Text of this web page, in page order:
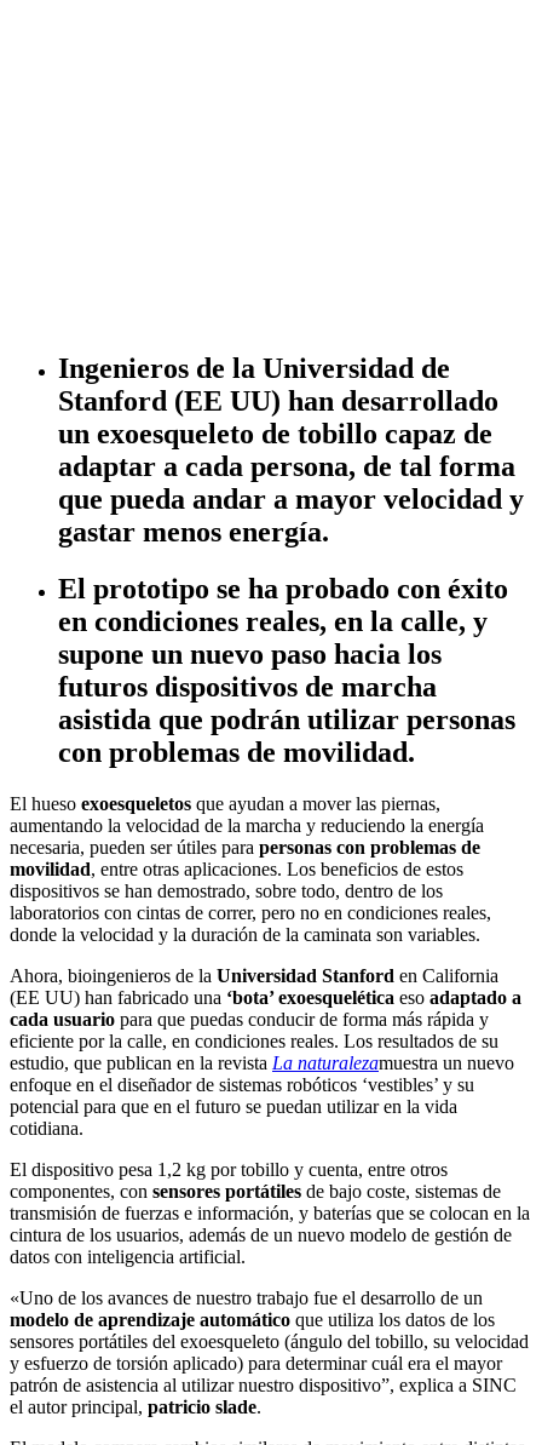
Ingenieros de la Universidad de
Stanford (EE UU) han desarrollado
un exoesqueleto de tobillo capaz de
adaptar a cada persona, de tal forma
que pueda andar a mayor velocidad y
gastar menos energía.
El prototipo se ha probado con éxito
en condiciones reales, en la calle, y
supone un nuevo paso hacia los
futuros dispositivos de marcha
asistida que podrán utilizar personas
con problemas de movilidad.
El hueso exoesqueletos que ayudan a mover las piernas,
aumentando la velocidad de la marcha y reduciendo la energía
necesaria, pueden ser útiles para personas con problemas de
movilidad, entre otras aplicaciones. Los beneficios de estos
dispositivos se han demostrado, sobre todo, dentro de los
laboratorios con cintas de correr, pero no en condiciones reales,
donde la velocidad y la duración de la caminata son variables.
Ahora, bioingenieros de la Universidad Stanford en California
(EE UU) han fabricado una ‘bota’ exoesquelética eso adaptado a
cada usuario para que puedas conducir de forma más rápida y
eficiente por la calle, en condiciones reales. Los resultados de su
estudio, que publican en la revista La naturalezamuestra un nuevo
enfoque en el diseñador de sistemas robóticos ‘vestibles’ y su
potencial para que en el futuro se puedan utilizar en la vida
cotidiana.
El dispositivo pesa 1,2 kg por tobillo y cuenta, entre otros
componentes, con sensores portátiles de bajo coste, sistemas de
transmisión de fuerzas e información, y baterías que se colocan en la
cintura de los usuarios, además de un nuevo modelo de gestión de
datos con inteligencia artificial.
«Uno de los avances de nuestro trabajo fue el desarrollo de un
modelo de aprendizaje automático que utiliza los datos de los
sensores portátiles del exoesqueleto (ángulo del tobillo, su velocidad
y esfuerzo de torsión aplicado) para determinar cuál era el mayor
patrón de asistencia al utilizar nuestro dispositivo”, explica a SINC
el autor principal, patricio slade.